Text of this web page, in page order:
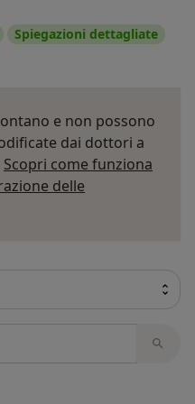
Spiegazioni dettagliate
e non possono
dai dottori a
Scopri come funziona
delle